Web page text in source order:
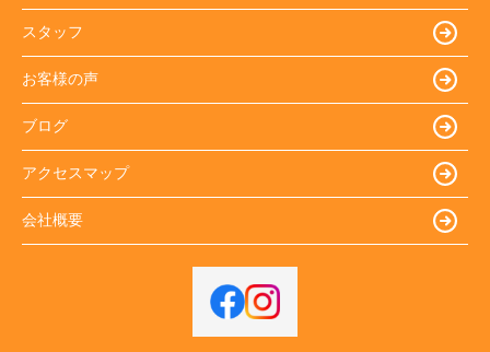
スタッフ
お客様の声
ブログ
アクセスマップ
会社概要